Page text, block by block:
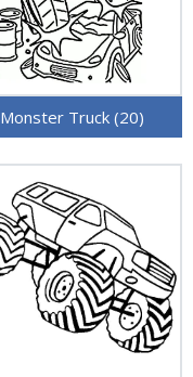
Monster Truck (20)